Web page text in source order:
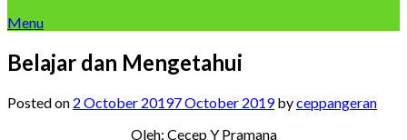
Menu
Belajar dan Mengetahui
Posted on 2 October 20197 October 2019byceppangeran
Oleh: Cecep Y Pramana